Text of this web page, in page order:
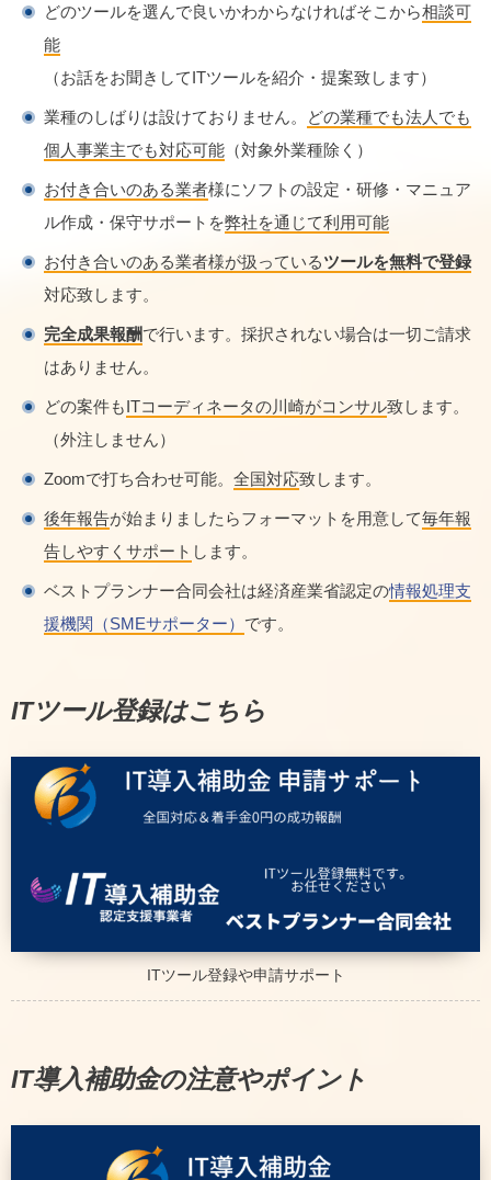
どのツールを選んで良いかわからなければそこから相談可
能
（お話をお聞きしてITツールを紹介・提案致します）
業種のしばりは設けておりません。
どの業種でも法人でも
個人事業主でも対応可能 （対象外業種除く）
お付き合いのある業者様にソフトの設定・研修・マニュア
ル作成・保守サポートを弊社を通じて利用可能
お付き合いのある業者様が扱っているツールを無料で登録
対応致します。
完全成果報酬で行います。採択されない場合は一切ご請求
はありません。
どの案件もITコーディネータの川崎がコンサル致します。
（外注しません）
Zoomで打ち合わせ可能。 全国対応致します。
後年報告が始まりましたらフォーマットを用意して毎年報
告しやすくサポート します。
ベストプランナー合同会社は経済産業省認定の情報処理支
援機関（SMEサポーター） です。
ITツール登録はこちら
ITツール登録や申請サポート
IT導入補助金の注意やポイント